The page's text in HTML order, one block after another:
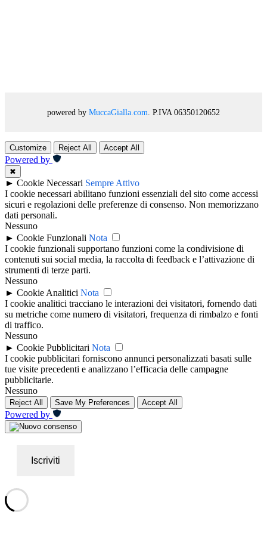
powered by MuccaGialla.com . P.IVA 06350120652
Customize Reject All Accept All
Powered by
✖
► Cookie Necessari Sempre Attivo
I cookie necessari abilitano funzioni essenziali del sito come accessi
sicuri e regolazioni delle preferenze di consenso. Non memorizzano
dati personali.
Nessuno
► Cookie Funzionali Nota
I cookie funzionali supportano funzioni come la condivisione di
contenuti sui social media, la raccolta di feedback e l’attivazione di
strumenti di terze parti.
Nessuno
► Cookie Analitici Nota
I cookie analitici tracciano le interazioni dei visitatori, fornendo dati
su metriche come numero di visitatori, frequenza di rimbalzo e fonti
di traffico.
Nessuno
► Cookie Pubblicitari Nota
I cookie pubblicitari forniscono annunci personalizzati basati sulle
tue visite precedenti e analizzano l’efficacia delle campagne
pubblicitarie.
Nessuno
Reject All Save My Preferences Accept All
Powered by
Iscriviti